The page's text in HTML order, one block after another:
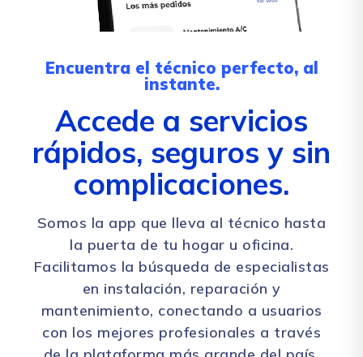
Encuentra el técnico perfecto, al
instante.
Accede a servicios
rápidos, seguros y sin
complicaciones.
Somos la app que lleva al técnico hasta
la puerta de tu hogar u oficina.
Facilitamos la búsqueda de especialistas
en instalación, reparación y
mantenimiento, conectando a usuarios
con los mejores profesionales a través